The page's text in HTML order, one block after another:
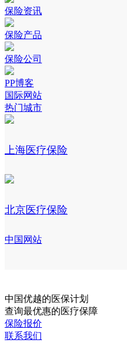
保险资讯
保险产品
保险公司
PP博客
国际网站
热门城市
上海医疗保险
北京医疗保险
中国网站
中国优越的医保计划
查询最优惠的医疗保障
保险报价
联系我们